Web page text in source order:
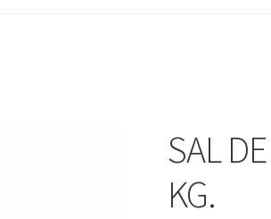
SAL
KG.